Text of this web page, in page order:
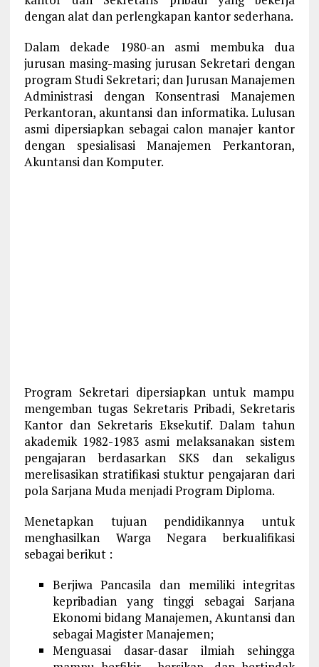
dengan alat dan perlengkapan kantor sederhana.
Dalam dekade 1980-an asmi membuka dua
jurusan masing-masing jurusan Sekretari dengan
program Studi Sekretari; dan Jurusan Manajemen
Administrasi dengan Konsentrasi Manajemen
Perkantoran, akuntansi dan informatika. Lulusan
asmi dipersiapkan sebagai calon manajer kantor
dengan spesialisasi Manajemen Perkantoran,
Akuntansi dan Komputer.
Program Sekretari dipersiapkan untuk mampu
mengemban tugas Sekretaris Pribadi, Sekretaris
Kantor dan Sekretaris Eksekutif. Dalam tahun
akademik 1982-1983 asmi melaksanakan sistem
pengajaran berdasarkan SKS dan sekaligus
merelisasikan stratifikasi stuktur pengajaran dari
pola Sarjana Muda menjadi Program Diploma.
Menetapkan tujuan pendidikannya untuk
menghasilkan Warga Negara berkualifikasi
sebagai berikut :
Berjiwa Pancasila dan memiliki integritas
kepribadian yang tinggi sebagai Sarjana
Ekonomi bidang Manajemen, Akuntansi dan
sebagai Magister Manajemen;
Menguasai dasar-dasar ilmiah sehingga